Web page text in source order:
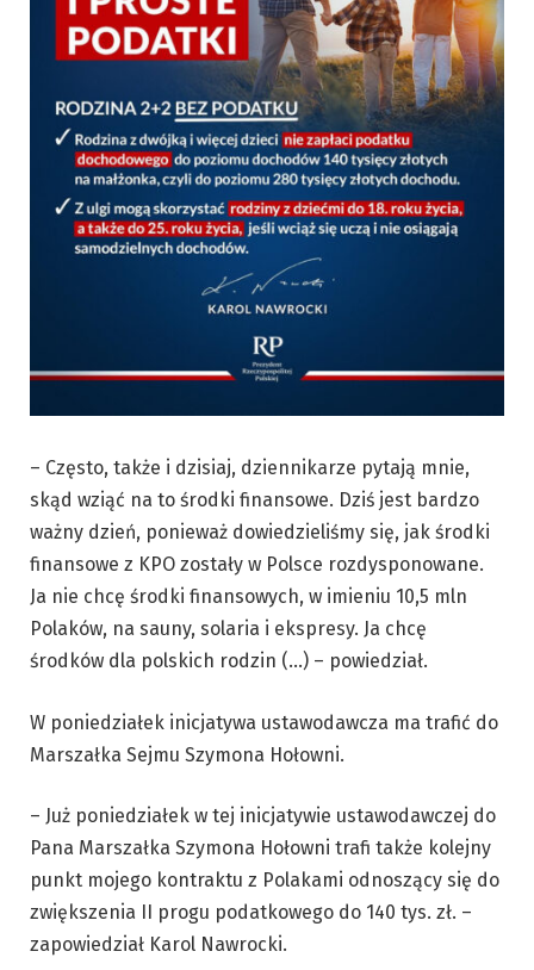
– Często, także i dzisiaj, dziennikarze pytają mnie,
skąd wziąć na to środki finansowe. Dziś jest bardzo
ważny dzień, ponieważ dowiedzieliśmy się, jak środki
finansowe z KPO zostały w Polsce rozdysponowane.
Ja nie chcę środki finansowych, w imieniu 10,5 mln
Polaków, na sauny, solaria i ekspresy. Ja chcę
środków dla polskich rodzin (…) – powiedział.
W poniedziałek inicjatywa ustawodawcza ma trafić do
Marszałka Sejmu Szymona Hołowni.
– Już poniedziałek w tej inicjatywie ustawodawczej do
Pana Marszałka Szymona Hołowni trafi także kolejny
punkt mojego kontraktu z Polakami odnoszący się do
zwiększenia II progu podatkowego do 140 tys. zł. –
zapowiedział Karol Nawrocki.